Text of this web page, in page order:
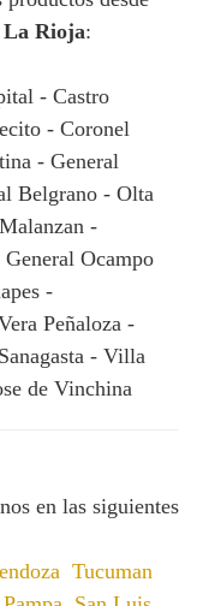
La Rioja:
- Castro
- Coronel
- General
Belgrano - Olta
-
Ocampo
-
Peñaloza -
- Villa
de Vinchina
en las siguientes
Tucuman